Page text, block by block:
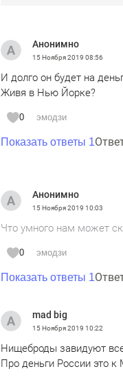
Анонимно
15 Ноября 2019 08:56
И долго он будет на
Живя в Нью Йорке?
0 эмодзи
Показать ответы 1
Анонимно
15 Ноября 2019 10:03
Что умного нам может
0 эмодзи
Показать ответы 1
mad big
15 Ноября 2019 10:22
Нищеброды завидуют
Про деньги России это к